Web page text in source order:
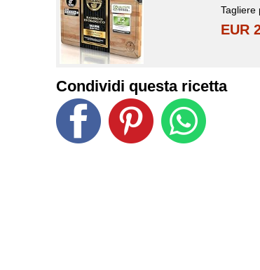
Tagliere
EUR
Condividi questa ricetta